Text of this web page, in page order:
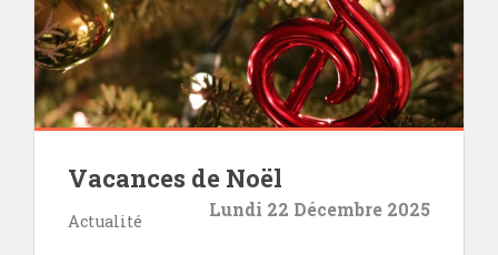
Vacances de Noël
Actualité
Lundi 22 Décembre 2025